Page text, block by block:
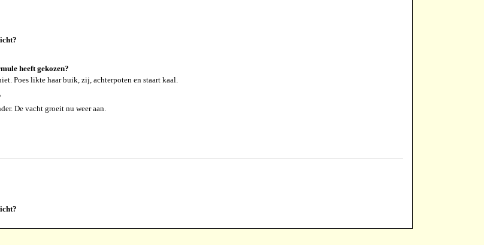
heeft gekozen?
Poes likte haar buik, zij, achterpoten en staart kaal.
De vacht groeit nu weer aan.